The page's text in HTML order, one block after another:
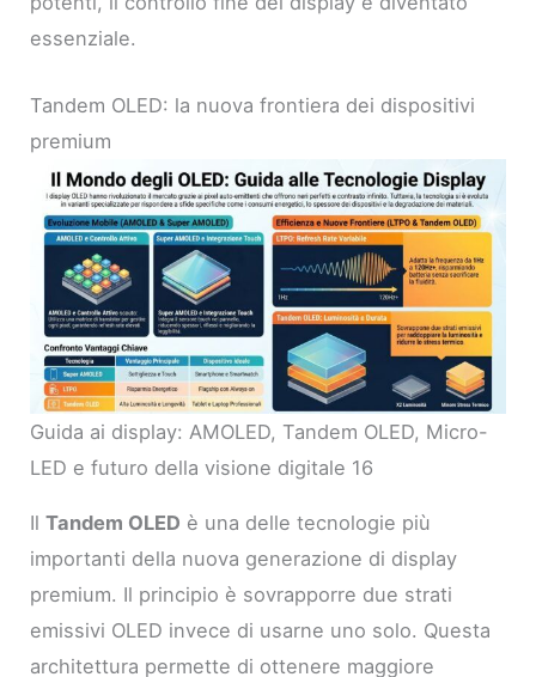
essenziale.
Tandem OLED: la nuova frontiera dei dispositivi
premium
Guida ai display: AMOLED, Tandem OLED, Micro-
LED e futuro della visione digitale 16
IlTandem OLED è una delle tecnologie più
importanti della nuova generazione di display
premium. Il principio è sovrapporre due strati
emissivi OLED invece di usarne uno solo. Questa
architettura permette di ottenere maggiore